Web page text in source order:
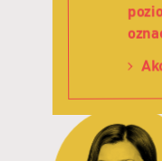
Beata
Duda-
Perzyna